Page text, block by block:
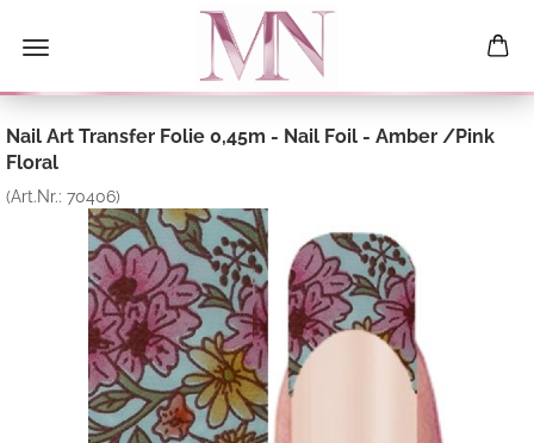
Nail Art Transfer Folie 0,45m - Nail Foil - Amber /Pink
Floral
(Art.Nr.: 70406)